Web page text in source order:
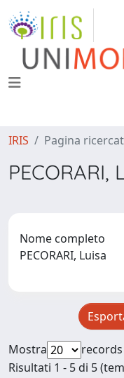
IRIS Pagina
PECORARI,
Nome completo
PECORARI, Luisa
Mostra
records
Risultati 1 - 5 di 5